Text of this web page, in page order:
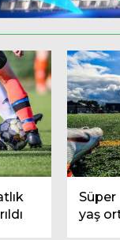
Süper
yaş